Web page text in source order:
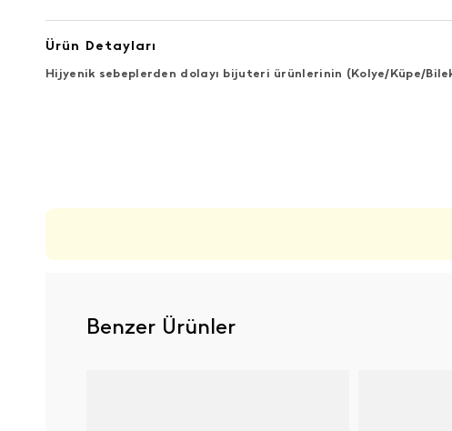
Ürün Detayları
Hijyenik sebeplerden dolayı bijuteri ürünlerinin (Kolye/Küpe/
Benzer Ürünler